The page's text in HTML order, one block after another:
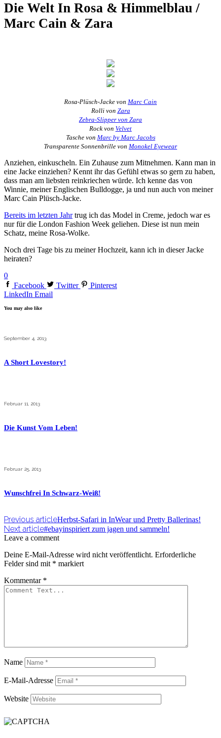
Die Welt In Rosa & Himmelblau /
Marc Cain & Zara
Rosa-Plüsch-Jacke von Marc Cain
Rolli von Zara
Zebra-Slipper von Zara
Rock von Velvet
Tasche von Marc by Marc Jacobs
Transparente Sonnenbrille von Monokel Eyewear
Anziehen, einkuscheln. Ein Zuhause zum Mitnehmen. Kann man in
eine Jacke einziehen? Kennt ihr das Gefühl etwas so gern zu haben,
dass man am liebsten reinkriechen würde. Ich kenne das von
Winnie, meiner Englischen Bulldogge, ja und nun auch von meiner
Marc Cain Plüsch-Jacke.
Bereits im letzten Jahrtrug ich das Model in Creme, jedoch war es
nur für die London Fashion Week geliehen. Diese ist nun mein
Schatz, meine Rosa-Wolke.
Noch drei Tage bis zu meiner Hochzeit, kann ich in dieser Jacke
heiraten?
0
Facebook
Twitter
Pinterest
LinkedIn Email
You may also like
September 4, 2013
A Short Lovestory!
Februar 11, 2013
Die Kunst Vom Leben!
Februar 25, 2013
Wunschfrei In Schwarz-Weiß!
Previous articleHerbst-Safari in InWear und Pretty Ballerinas!
Next article#ebayinspiriert zum jagen und sammeln!
Leave a comment
Deine E-Mail-Adresse wird nicht veröffentlicht. Erforderliche
Felder sind mit * markiert
Kommentar *
Name
E-Mail-Adresse
Website